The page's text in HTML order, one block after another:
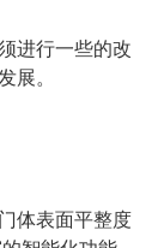
进行一些的改
展。
体表面平整度